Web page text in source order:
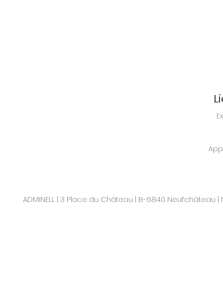
ADMINELL | 3 Place du Château | B-6840 Neufchâteau